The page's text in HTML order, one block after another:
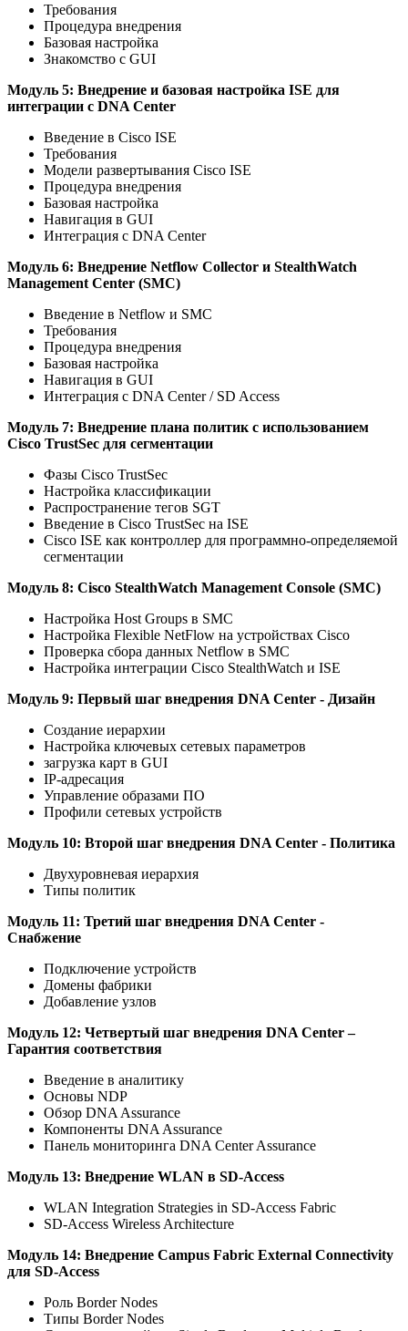
Требования
Процедура внедрения
Базовая настройка
Знакомство с GUI
Модуль 5: Внедрение и базовая настройка ISE для
интеграции с DNA Center
Введение в Cisco ISE
Требования
Модели развертывания Cisco ISE
Процедура внедрения
Базовая настройка
Навигация в GUI
Интеграция с DNA Center
Модуль 6: Внедрение Netflow Collector и StealthWatch
Management Center (SMC)
Введение в Netflow и SMC
Требования
Процедура внедрения
Базовая настройка
Навигация в GUI
Интеграция с DNA Center / SD Access
Модуль 7: Внедрение плана политик с использованием
Cisco TrustSec для сегментации
Фазы Cisco TrustSec
Настройка классификации
Распространение тегов SGT
Введение в Cisco TrustSec на ISE
Cisco ISE как контроллер для программно-определяемой
сегментации
Модуль 8: Cisco StealthWatch Management Console (SMC)
Настройка Host Groups в SMC
Настройка Flexible NetFlow на устройствах Cisco
Проверка сбора данных Netflow в SMC
Настройка интеграции Cisco StealthWatch и ISE
Модуль 9: Первый шаг внедрения DNA Center - Дизайн
Создание иерархии
Настройка ключевых сетевых параметров
загрузка карт в GUI
IP-адресация
Управление образами ПО
Профили сетевых устройств
Модуль 10: Второй шаг внедрения DNA Center - Политика
Двухуровневая иерархия
Типы политик
Модуль 11: Третий шаг внедрения DNA Center -
Снабжение
Подключение устройств
Домены фабрики
Добавление узлов
Модуль 12: Четвертый шаг внедрения DNA Center –
Гарантия соответствия
Введение в аналитику
Основы NDP
Обзор DNA Assurance
Компоненты DNA Assurance
Панель мониторинга DNA Center Assurance
Модуль 13: Внедрение WLAN в SD-Access
WLAN Integration Strategies in SD-Access Fabric
SD-Access Wireless Architecture
Модуль 14: Внедрение Campus Fabric External Connectivity
для SD-Access
Роль Border Nodes
Типы Border Nodes